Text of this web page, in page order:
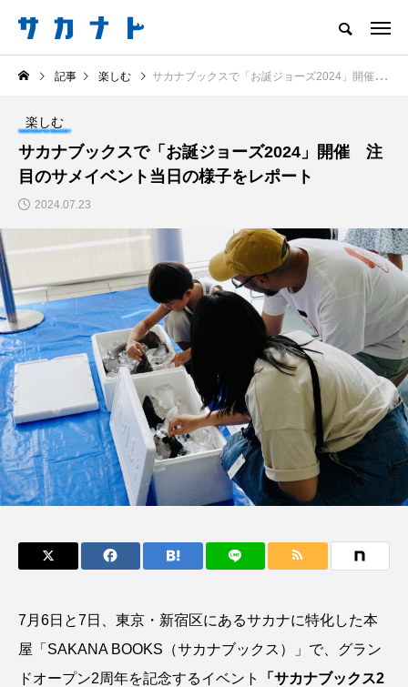
サカナをもっと好きになる
知る 食べる 楽しむ 創る
注目記事 サカナを知ろう
食べる
＜ツバメウオ＞は意外
と美味しい！ “でかい
鰭”が特徴的な魚を実
際に食べてみた
椎名まさ
と
2026.08.05
＜なぜ釣り人は魚拓を
とるのか？＞ 魚拓が
もつ不思議な力──祖
父と子の魚拓からその
意味を問いなおす
清水む
2026.08.09
アイゴ アイナメ アオウオ アオザメ
アオリイカ アカアジ アカカサゴ
記事 楽しむ サカナブックスで「お誕ジョーズ2024」開催 注目のサメイベント当日の様子をレポート
楽しむ
サカナブックスで「お誕ジョーズ2024」開催 注
目のサメイベント当日の様子をレポート
2024.07.23
7月6日と7日、東京・新宿区にあるサカナに特化した本
屋「SAKANA BOOKS（サカナブックス）」で、グラン
ドオープン2周年を記念するイベント
「サカナブックス2